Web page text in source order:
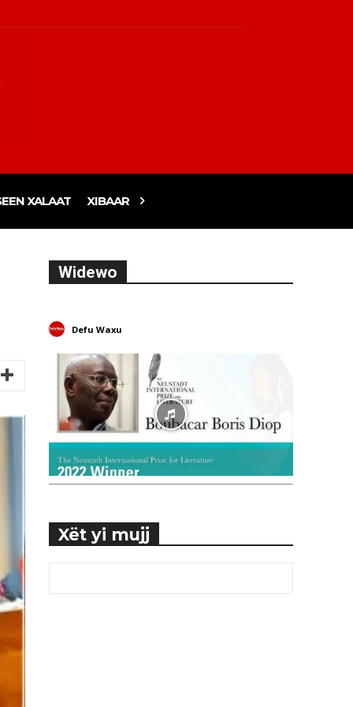
XALAAT XIBAAR
Widewo
Defu Waxu
Xët yi mujj